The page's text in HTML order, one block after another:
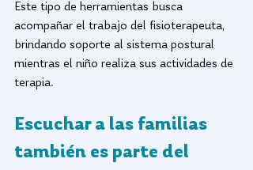
Este tipo de herramientas busca
acompañar el trabajo del fisioterapeuta,
brindando soporte al sistema postural
mientras el niño realiza sus actividades de
terapia.
Escuchar a las familias
también es parte del